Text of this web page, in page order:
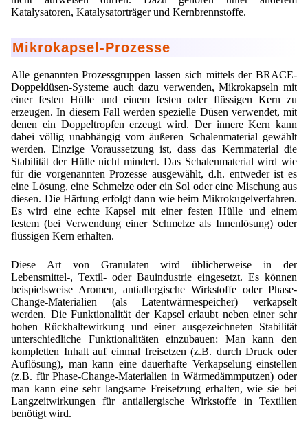
Katalysatoren, Katalysatorträger und Kernbrennstoffe.
Mikrokapsel-Prozesse
Alle genannten Prozessgruppen lassen sich mittels der BRACE-
Doppeldüsen-Systeme auch dazu verwenden, Mikrokapseln mit
einer festen Hülle und einem festen oder flüssigen Kern zu
erzeugen. In diesem Fall werden spezielle Düsen verwendet, mit
denen ein Doppeltropfen erzeugt wird. Der innere Kern kann
dabei völlig unabhängig vom äußeren Schalenmaterial gewählt
werden. Einzige Voraussetzung ist, dass das Kernmaterial die
Stabilität der Hülle nicht mindert. Das Schalenmaterial wird wie
für die vorgenannten Prozesse ausgewählt, d.h. entweder ist es
eine Lösung, eine Schmelze oder ein Sol oder eine Mischung aus
diesen. Die Härtung erfolgt dann wie beim Mikrokugelverfahren.
Es wird eine echte Kapsel mit einer festen Hülle und einem
festem (bei Verwendung einer Schmelze als Innenlösung) oder
flüssigen Kern erhalten.
Diese Art von Granulaten wird üblicherweise in der
Lebensmittel-, Textil- oder Bauindustrie eingesetzt. Es können
beispielsweise Aromen, antiallergische Wirkstoffe oder Phase-
Change-Materialien (als Latentwärmespeicher) verkapselt
werden. Die Funktionalität der Kapsel erlaubt neben einer sehr
hohen Rückhaltewirkung und einer ausgezeichneten Stabilität
unterschiedliche Funktionalitäten einzubauen: Man kann den
kompletten Inhalt auf einmal freisetzen (z.B. durch Druck oder
Auflösung), man kann eine dauerhafte Verkapselung einstellen
(z.B. für Phase-Change-Materialien in Wärmedämmputzen) oder
man kann eine sehr langsame Freisetzung erhalten, wie sie bei
Langzeitwirkungen für antiallergische Wirkstoffe in Textilien
benötigt wird.